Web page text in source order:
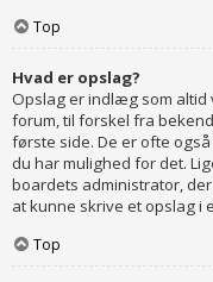
Top
Hvad er opslag?
Opslag er indlæg som
forum, til forskel fra
første side. De er ofte
du har mulighed for det.
boardets administrator,
at kunne skrive et opslag i
Top